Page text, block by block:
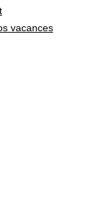
vacances